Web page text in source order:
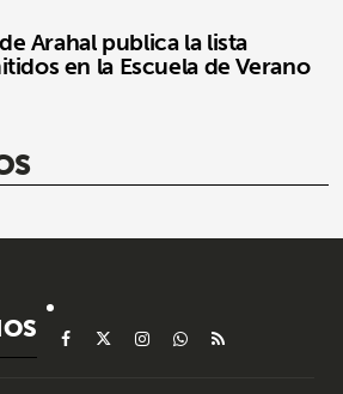
Arahal publica la lista
en la Escuela de Verano